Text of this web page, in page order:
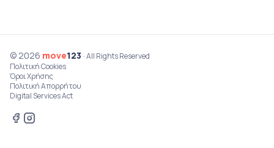
© 2026 move123 · All Rights Reserved
Πολιτική Cookies
Όροι Χρήσης
Πολιτική Απορρήτου
Digital Services Act